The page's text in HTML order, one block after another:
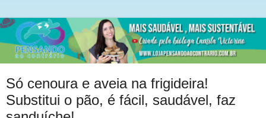
Só cenoura e aveia na frigideira!
Substitui o pão, é fácil, saudável, faz